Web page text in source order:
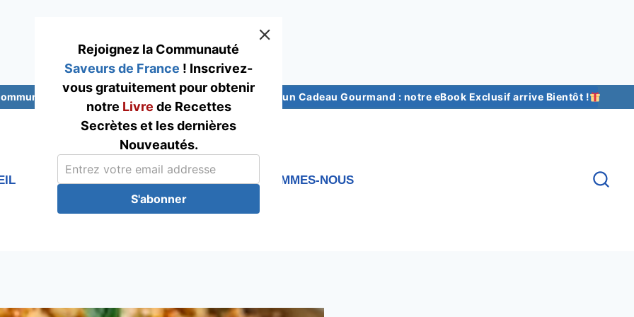
Saveurs France Abonnez-vous pour un Cadeau Gourmand : notre eBook Exclusif arrive Bientôt !
RECETTES Blog QUI SOMMES-NOUS
Rejoignez la Communauté
Saveurs de France ! Inscrivez-
vous gratuitement pour obtenir
notre Livre de Recettes
Secrètes et les dernières
Nouveautés.
S'abonner